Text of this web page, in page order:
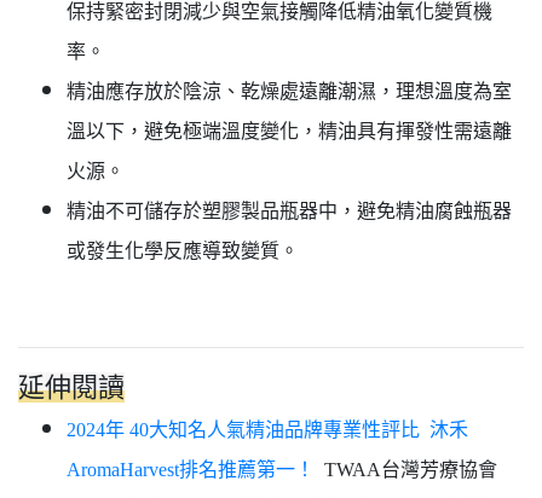
保持緊密封閉減少與空氣接觸降低精油氧化變質機
率。
精油應存放於陰涼、乾燥處遠離潮濕，理想溫度為室
溫以下，避免極端溫度變化，精油具有揮發性需遠離
火源。
精油不可儲存於塑膠製品瓶器中，避免精油腐蝕瓶器
或發生化學反應導致變質。
延伸閱讀
2024年 40大知名人氣精油品牌專業性評比 沐禾
AromaHarvest排名推薦第一！
TWAA台灣芳療協會